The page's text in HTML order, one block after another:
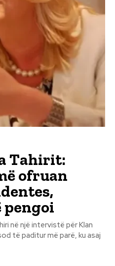
Tahirit:
ofruan
pengoi
në një intervistë për Klan
të paditur më parë, ku asaj